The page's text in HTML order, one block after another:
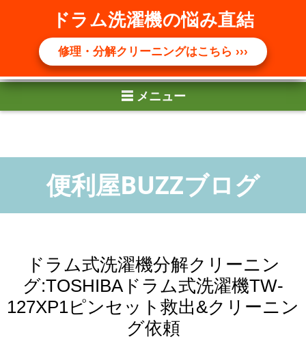
☰ メニュー
ドラム洗濯機の悩み直結
修理・分解クリーニングはこちら ›››
ドラム式洗濯機分解クリーニン
グ:TOSHIBAドラム式洗濯機TW-
127XP1ピンセット救出&クリーニン
グ依頼